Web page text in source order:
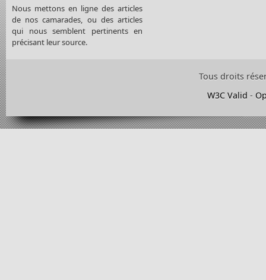
Nous mettons en ligne des articles
de nos camarades, ou des articles
qui nous semblent pertinents en
précisant leur source.
Tous droits
W3C Valid -